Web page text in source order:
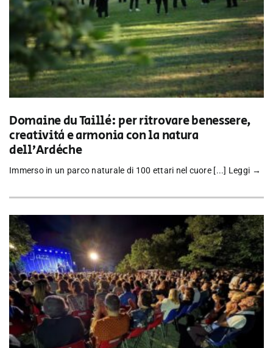
Domaine du Taillé: per ritrovare benessere,
creatività e armonia con la natura
dell’Ardèche
Immerso in un parco naturale di 100 ettari nel cuore [...] Leggi →